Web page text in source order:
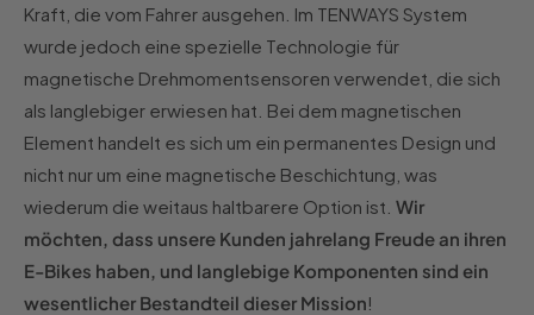
Kraft, die vom Fahrer ausgehen. Im TENWAYS System
wurde jedoch eine spezielle Technologie für
magnetische Drehmomentsensoren verwendet, die sich
als langlebiger erwiesen hat. Bei dem magnetischen
Element handelt es sich um ein permanentes Design und
nicht nur um eine magnetische Beschichtung, was
wiederum die weitaus haltbarere Option ist. Wir
möchten, dass unsere Kunden jahrelang Freude an ihren
E-Bikes haben, und langlebige Komponenten sind ein
wesentlicher Bestandteil dieser Mission!